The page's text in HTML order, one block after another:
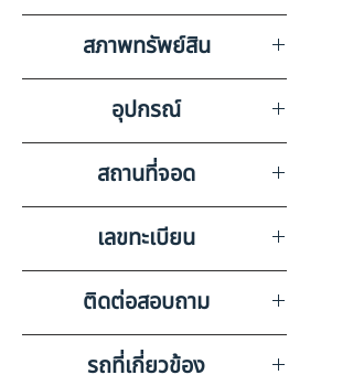
0
สภาพทรัพย์สิน
มีรอยขีดข่วนรอบคันตามสภาพ
การใช้งาน
อุปกรณ์
กะทะล้อ 12 วง
สถานที่จอด
บริษัท สยามอินเตอร์การประมูล
จำกัด พิษณุโลก
เลขทะเบียน
87-7589 สระบุรี
ติดต่อสอบถาม
เบอร์ติดต่อฝ่ายขาย 098-253-
รถที่เกี่ยวข้อง